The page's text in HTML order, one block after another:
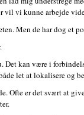
vil vi kunne arbejde
Men de har dog et
Det kan være i
let at lokalisere og
Ofte er det svært at